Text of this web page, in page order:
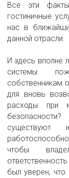
Все эти
гостиничные
нас в
данной отрасли.
И здесь вполне
системы
собственникам
для вновь
расходы при
чтобы
был уверен,